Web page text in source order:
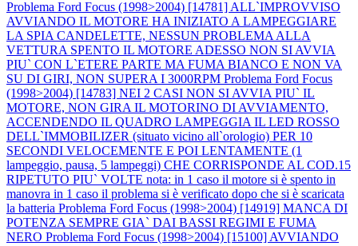
Problema Ford Focus (1998>2004) [14781] ALL`IMPROVVISO
AVVIANDO IL MOTORE HA INIZIATO A LAMPEGGIARE
LA SPIA CANDELETTE, NESSUN PROBLEMA ALLA
VETTURA SPENTO IL MOTORE ADESSO NON SI AVVIA
PIU` CON L`ETERE PARTE MA FUMA BIANCO E NON VA
SU DI GIRI, NON SUPERA I 3000RPM Problema Ford Focus
(1998>2004) [14783] NEI 2 CASI NON SI AVVIA PIU` IL
MOTORE, NON GIRA IL MOTORINO DI AVVIAMENTO,
ACCENDENDO IL QUADRO LAMPEGGIA IL LED ROSSO
DELL`IMMOBILIZER (situato vicino all`orologio) PER 10
SECONDI VELOCEMENTE E POI LENTAMENTE (1
lampeggio, pausa, 5 lampeggi) CHE CORRISPONDE AL COD.15
RIPETUTO PIU` VOLTE nota: in 1 caso il motore si è spento in
manovra in 1 caso il problema si è verificato dopo che si è scaricata
la batteria Problema Ford Focus (1998>2004) [14919] MANCA DI
POTENZA SEMPRE GIA` DAI BASSI REGIMI E FUMA
NERO Problema Ford Focus (1998>2004) [15100] AVVIANDO